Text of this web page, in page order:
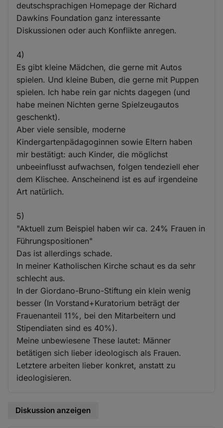
deutschsprachigen Homepage der Richard
Dawkins Foundation ganz interessante
Diskussionen oder auch Konflikte anregen.
4)
Es gibt kleine Mädchen, die gerne mit Autos
spielen. Und kleine Buben, die gerne mit Puppen
spielen. Ich habe rein gar nichts dagegen (und
habe meinen Nichten gerne Spielzeugautos
geschenkt).
Aber viele sensible, moderne
Kindergartenpädagoginnen sowie Eltern haben
mir bestätigt: auch Kinder, die möglichst
unbeeinflusst aufwachsen, folgen tendeziell eher
dem Klischee. Anscheinend ist es auf irgendeine
Art natürlich.
5)
"Aktuell zum Beispiel haben wir ca. 24% Frauen in
Führungspositionen"
Das ist allerdings schade.
In meiner Katholischen Kirche schaut es da sehr
schlecht aus.
In der Giordano-Bruno-Stiftung ein klein wenig
besser (In Vorstand+Kuratorium beträgt der
Frauenanteil 11%, bei den Mitarbeitern und
Stipendiaten sind es 40%).
Meine unbewiesene These lautet: Männer
betätigen sich lieber ideologisch als Frauen.
Letztere arbeiten lieber konkret, anstatt zu
ideologisieren.
Diskussion anzeigen